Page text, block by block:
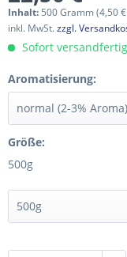
Inhalt: 500 Gramm (4,50
inkl. MwSt.zzgl.
Sofort
Aromatisierung:
Größe:
500g